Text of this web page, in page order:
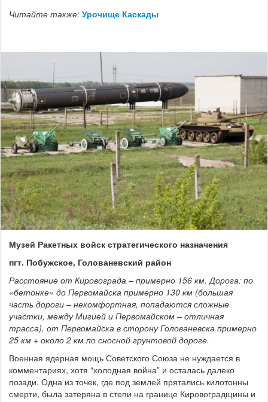
Читайте также: Урочище Каскады
Музей Ракетных войск стратегического назначения
пгт. Побужское, Голованевский район
Расстояние от Кировограда – примерно 156 км. Дорога: по
«бетонке» до Первомайска примерно 130 км (большая
часть дороги – некомфортная, попадаются сложные
участки, между Мигией и Первомайском – отличная
трасса), от Первомайска в сторону Голованевска примерно
25 км + около 2 км по сносной грунтовой дороге.
Военная ядерная мощь Советского Союза не нуждается в
комментариях, хотя “холодная война” и осталась далеко
позади. Одна из точек, где под землей прятались килотонны
смерти, была затеряна в степи на границе Кировоградщины и